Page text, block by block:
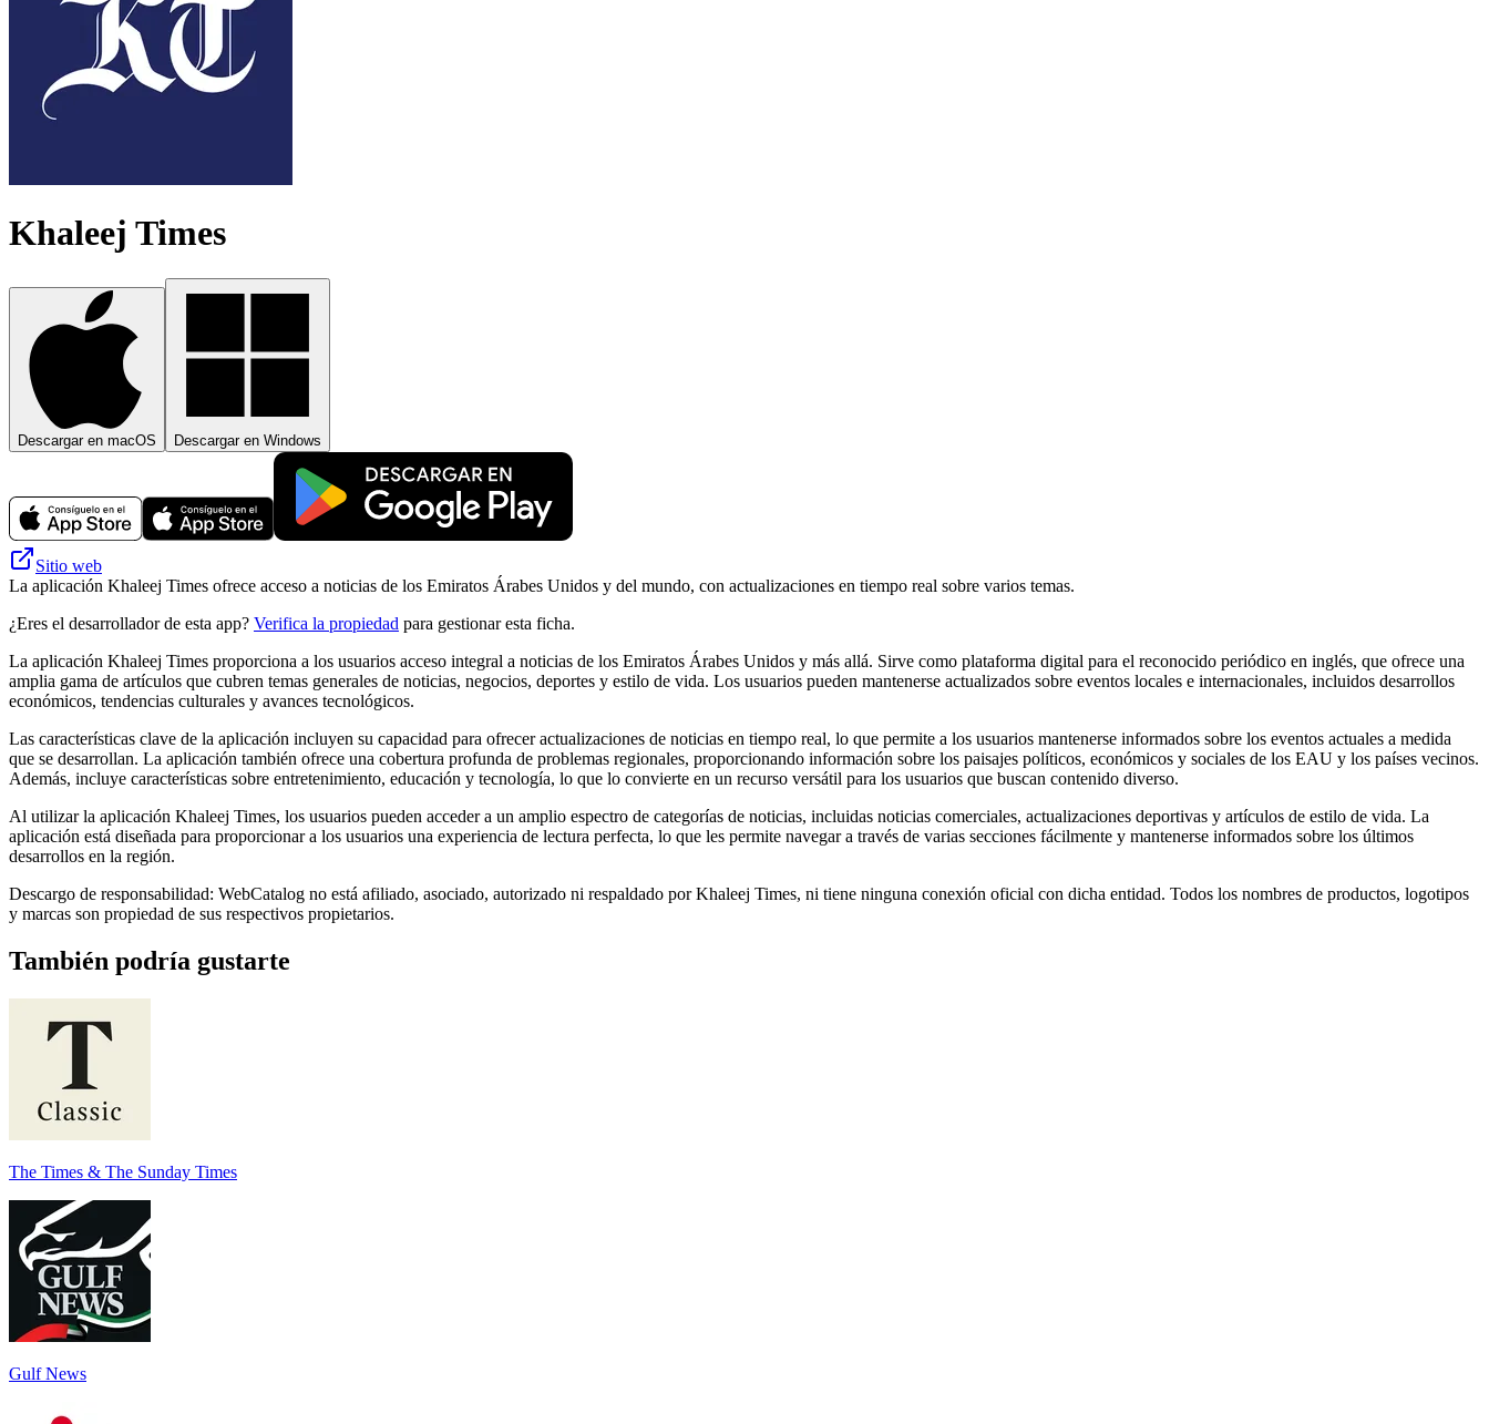
Khaleej Times
Descargar en macOS Descargar en Windows
Sitio web
La aplicación Khaleej Times ofrece acceso a noticias de los Emiratos Árabes Unidos y del mundo, con actualizaciones en tiempo real sobre varios temas.
¿Eres el desarrollador de esta app? Verifica la propiedad para gestionar esta ficha.
La aplicación Khaleej Times proporciona a los usuarios acceso integral a noticias de los Emiratos Árabes Unidos y más allá. Sirve como plataforma digital para el reconocido periódico en inglés, que ofrece una
amplia gama de artículos que cubren temas generales de noticias, negocios, deportes y estilo de vida. Los usuarios pueden mantenerse actualizados sobre eventos locales e internacionales, incluidos desarrollos
económicos, tendencias culturales y avances tecnológicos.
Las características clave de la aplicación incluyen su capacidad para ofrecer actualizaciones de noticias en tiempo real, lo que permite a los usuarios mantenerse informados sobre los eventos actuales a medida
que se desarrollan. La aplicación también ofrece una cobertura profunda de problemas regionales, proporcionando información sobre los paisajes políticos, económicos y sociales de los EAU y los países vecinos.
Además, incluye características sobre entretenimiento, educación y tecnología, lo que lo convierte en un recurso versátil para los usuarios que buscan contenido diverso.
Al utilizar la aplicación Khaleej Times, los usuarios pueden acceder a un amplio espectro de categorías de noticias, incluidas noticias comerciales, actualizaciones deportivas y artículos de estilo de vida. La
aplicación está diseñada para proporcionar a los usuarios una experiencia de lectura perfecta, lo que les permite navegar a través de varias secciones fácilmente y mantenerse informados sobre los últimos
desarrollos en la región.
Descargo de responsabilidad: WebCatalog no está afiliado, asociado, autorizado ni respaldado por Khaleej Times, ni tiene ninguna conexión oficial con dicha entidad. Todos los nombres de productos, logotipos
y marcas son propiedad de sus respectivos propietarios.
También podría gustarte
The Times & The Sunday Times
Gulf News